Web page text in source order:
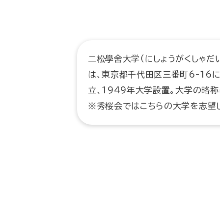
二松學舍大学（にしょうがくし
は、東京都千代田区三番町6-16
立、1949年大学設置。大学の略称
※秀桜会ではこちらの大学を志望